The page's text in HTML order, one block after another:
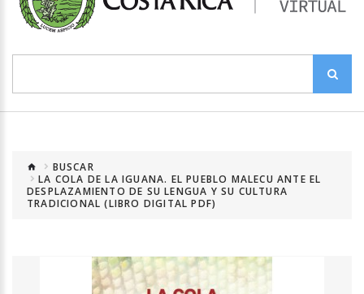
BUSCAR
LA COLA DE LA IGUANA. EL PUEBLO MALECU ANTE EL
DESPLAZAMIENTO DE SU LENGUA Y SU CULTURA
TRADICIONAL (LIBRO DIGITAL PDF)